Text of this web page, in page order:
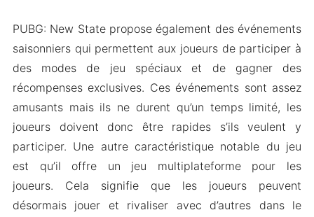
PUBG: New State propose également des événements
saisonniers qui permettent aux joueurs de participer à
des modes de jeu spéciaux et de gagner des
récompenses exclusives. Ces événements sont assez
amusants mais ils ne durent qu’un temps limité, les
joueurs doivent donc être rapides s’ils veulent y
participer. Une autre caractéristique notable du jeu
est qu’il offre un jeu multiplateforme pour les
joueurs. Cela signifie que les joueurs peuvent
désormais jouer et rivaliser avec d’autres dans le